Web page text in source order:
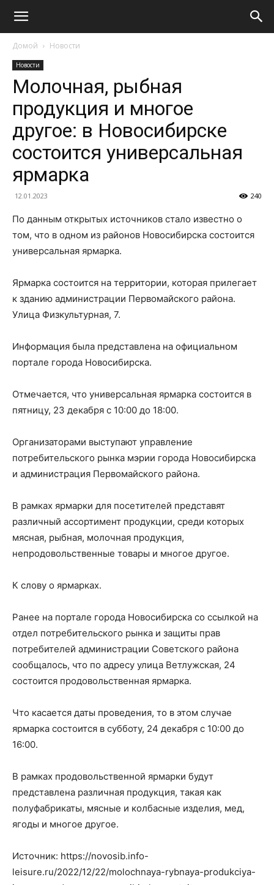
Домой Новости
Новости
Молочная, рыбная
продукция и многое
другое: в Новосибирске
состоится универсальная
ярмарка
12.01.2023 240
По данным открытых источников стало известно о
том, что в одном из районов Новосибирска состоится
универсальная ярмарка.
Ярмарка состоится на территории, которая прилегает
к зданию администрации Первомайского района.
Улица Физкультурная, 7.
Информация была представлена на официальном
портале города Новосибирска.
Отмечается, что универсальная ярмарка состоится в
пятницу, 23 декабря с 10:00 до 18:00.
Организаторами выступают управление
потребительского рынка мэрии города Новосибирска
и администрация Первомайского района.
В рамках ярмарки для посетителей представят
различный ассортимент продукции, среди которых
мясная, рыбная, молочная продукция,
непродовольственные товары и многое другое.
К слову о ярмарках.
Ранее на портале города Новосибирска со ссылкой на
отдел потребительского рынка и защиты прав
потребителей администрации Советского района
сообщалось, что по адресу улица Ветлужская, 24
состоится продовольственная ярмарка.
Что касается даты проведения, то в этом случае
ярмарка состоится в субботу, 24 декабря с 10:00 до
16:00.
В рамках продовольственной ярмарки будут
представлена различная продукция, такая как
полуфабрикаты, мясные и колбасные изделия, мед,
ягоды и многое другое.
Источник: https://novosib.info-
leisure.ru/2022/12/22/molochnaya-rybnaya-produkciya-